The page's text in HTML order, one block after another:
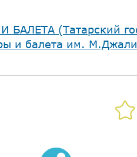
(Татарский
и балета им.